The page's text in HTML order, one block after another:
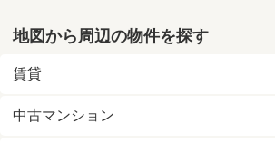
地図から周辺の物件を探す
賃貸
中古マンション